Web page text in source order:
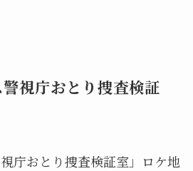
警視庁おとり捜査検証
視庁おとり捜査検証室」ロケ地